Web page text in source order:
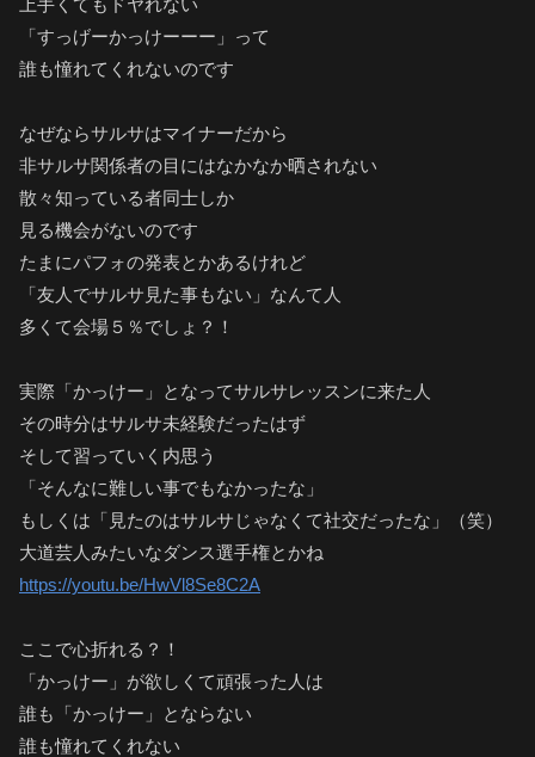
「すっげーかっけーーー」って
誰も憧れてくれないのです
なぜならサルサはマイナーだから
非サルサ関係者の目にはなかなか晒されない
散々知っている者同士しか
見る機会がないのです
たまにパフォの発表とかあるけれど
「友人でサルサ見た事もない」なんて人
多くて会場５％でしょ？！
実際「かっけー」となってサルサレッスンに来た人
その時分はサルサ未経験だったはず
そして習っていく内思う
「そんなに難しい事でもなかったな」
もしくは「見たのはサルサじゃなくて社交だったな」（笑）
大道芸人みたいなダンス選手権とかね
https://youtu.be/HwVl8Se8C2A
ここで心折れる？！
「かっけー」が欲しくて頑張った人は
誰も「かっけー」とならない
誰も憧れてくれない